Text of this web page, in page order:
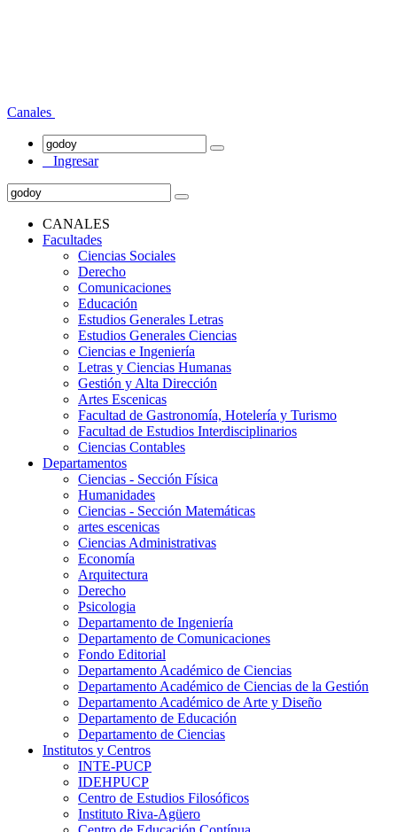
Canales
Ingresar
CANALES
Facultades
Ciencias Sociales
Derecho
Comunicaciones
Educación
Estudios Generales Letras
Estudios Generales Ciencias
Ciencias e Ingeniería
Letras y Ciencias Humanas
Gestión y Alta Dirección
Artes Escenicas
Facultad de Gastronomía, Hotelería y Turismo
Facultad de Estudios Interdisciplinarios
Ciencias Contables
Departamentos
Ciencias - Sección Física
Humanidades
Ciencias - Sección Matemáticas
artes escenicas
Ciencias Administrativas
Economía
Arquitectura
Derecho
Psicologia
Departamento de Ingeniería
Departamento de Comunicaciones
Fondo Editorial
Departamento Académico de Ciencias
Departamento Académico de Ciencias de la Gestión
Departamento Académico de Arte y Diseño
Departamento de Educación
Departamento de Ciencias
Institutos y Centros
INTE-PUCP
IDEHPUCP
Centro de Estudios Filosóficos
Instituto Riva-Agüero